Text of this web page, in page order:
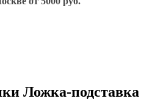
Ложка-подставка